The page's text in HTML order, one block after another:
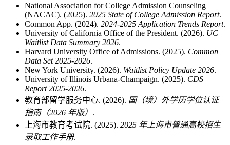
National Association for College Admission Counseling
(NACAC). (2025). 2025 State of College Admission Report.
Common App. (2024). 2024-2025 Application Trends Report.
University of California Office of the President. (2026). UC
Waitlist Data Summary 2026.
Harvard University Office of Admissions. (2025). Common
Data Set 2025-2026.
New York University. (2026). Waitlist Policy Update 2026.
University of Illinois Urbana-Champaign. (2025). CDS
Report 2025-2026.
教育部留学服务中心. (2026). 国（境）外学历学位认证
指南（2026 年版） .
上海市教育考试院. (2025). 2025 年上海市普通高校招生
录取工作手册.